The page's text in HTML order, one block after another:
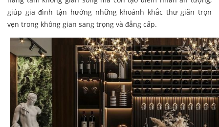
giúp gia đình tận hưởng những khoảnh khắc thư giãn trọn
vẹn trong không gian sang trọng và đẳng cấp.